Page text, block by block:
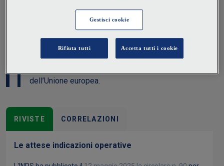
Con l’emanazione dei Decreti attuativi e delle
circolari INPS, è stato definito il quadro regolatorio e
lungo iter che ha portato a tale definizione è stato
dell’Unione europea.
RIVISTE CORRELAZIONI
Le attese indicazioni operative